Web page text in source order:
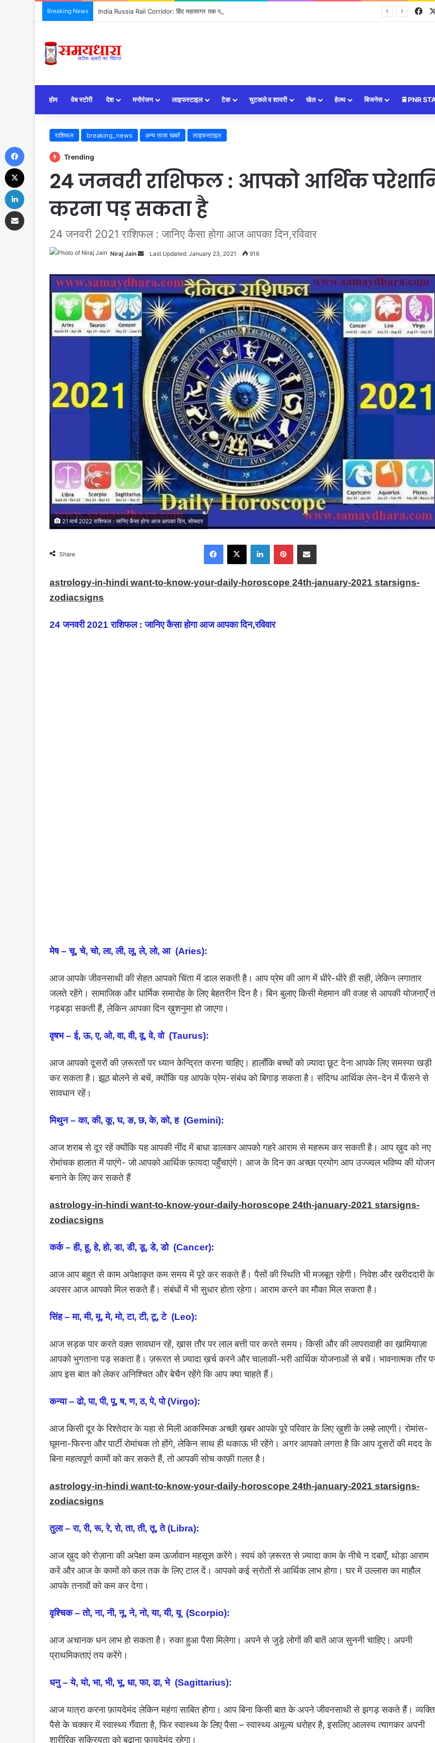
Breaking News India Russia Rail Corridor: हिंद महासागर तक पहुंचेगी रूस की रेल? जानिए पूरा प्लान
होम वेब स्टोरी देश मनोरंजन लाइफस्टाइल टेक चुटकले व शायरी खेल हेल्थ बिजनेस 🚆PNR
राशिफल breaking_news अन्य ताजा खबरें लाइफस्टाइल
Trending
24 जनवरी राशिफल : आपको आर्थिक
करना पड़ सकता है
24 जनवरी 2021 राशिफल : जानिए कैसा होगा आज आपका दिन,रविवार
Niraj Jain
Send
email
Last Updated: January 23, 2021 916
21 मार्च 2022 राशिफल : जानिए कैसा होगा आज आपका दिन, सोमवार
Share
Facebook X LinkedIn Pinterest Share via Email
astrology-in-hindi want-to-know-your-daily-horoscope 24th-january-2021 starsigns-
zodiacsigns
24 जनवरी 2021 राशिफल : जानिए कैसा होगा आज आपका दिन,रविवार
मेष – चू, चे, चो, ला, ली, लू, ले, लो, आ (Aries):
आज आपके जीवनसाथी की सेहत आपको चिंता में डाल सकती है। आप प्रेम की आग में धीरे-धीरे ही सही, लेकिन लगातार
जलते रहेंगे। सामाजिक और धार्मिक समारोह के लिए बेहतरीन दिन है। बिन बुलाए किसी मेहमान की वजह से आपकी योजनाएँ
गड़बड़ा सकती हैं, लेकिन आपका दिन ख़ुशनुमा हो जाएगा।
वृषभ – ई, ऊ, ए, ओ, वा, वी, वू, वे, वो (Taurus):
आज आपको दूसरों की ज़रूरतों पर ध्यान केन्द्रित करना चाहिए। हालाँकि बच्चों को ज़्यादा छूट देना आपके लिए समस्या खड़ी
कर सकता है। झूठ बोलने से बचें, क्योंकि यह आपके प्रेम-संबंध को बिगाड़ सकता है। संदिग्ध आर्थिक लेन-देन में फँसने से
सावधान रहें।
मिथुन – का, की, कू, घ, ङ, छ, के, को, ह (Gemini):
आज शराब से दूर रहें क्योंकि यह आपकी नींद में बाधा डालकर आपको गहरे आराम से महरूम कर सकती है। आप ख़ुद को नए
रोमांचक हालात में पाएंगे- जो आपको आर्थिक फ़ायदा पहुँचाएंगे। आज के दिन का अच्छा प्रयोग आप उज्ज्वल भविष्य की
बनाने के लिए कर सकते हैं
astrology-in-hindi want-to-know-your-daily-horoscope 24th-january-2021 starsigns-
zodiacsigns
कर्क – ही, हू, हे, हो, डा, डी, डू, डे, डो (Cancer):
आज आप बहुत से काम अपेक्षाकृत कम समय में पूरे कर सकते हैं। पैसों की स्थिति भी मजबूत रहेगी। निवेश और खरीददारी के
अवसर आज आपको मिल सकते हैं। संबंधों में भी सुधार होता रहेगा। आराम करने का मौका मिल सकता है।
सिंह – मा, मी, मू, मे, मो, टा, टी, टू, टे (Leo):
आज सड़क पार करते वक़्त सावधान रहें, ख़ास तौर पर लाल बत्ती पार करते समय। किसी और की लापरावाही का ख़ामियाज़ा
आपको भुगताना पड़ सकता है। ज़रूरत से ज़्यादा ख़र्च करने और चालाकी-भरी आर्थिक योजनाओं से बचें। भावनात्मक तौर
आप इस बात को लेकर अनिश्चित और बेचैन रहेंगे कि आप क्या चाहते हैं।
कन्या – ढो, पा, पी, पू, ष, ण, ठ, पे, पो (Virgo):
आज किसी दूर के रिश्तेदार के यहा से मिली आकस्मिक अच्छी ख़बर आपके पूरे परिवार के लिए ख़ुशी के लम्हे लाएगी। रोमांस-
घूमना-फिरना और पार्टी रोमांचक तो होंगे, लेकिन साथ ही थकाऊ भी रहेंगे। अगर आपको लगता है कि आप दूसरों की मदद के
बिना महत्वपूर्ण कामों को कर सकते हैं, तो आपकी सोच काफ़ी ग़लत है।
astrology-in-hindi want-to-know-your-daily-horoscope 24th-january-2021 starsigns-
zodiacsigns
तुला – रा, री, रू, रे, रो, ता, ती, तू, ते (Libra):
आज ख़ुद को रोज़ाना की अपेक्षा कम ऊर्जावान महसूस करेंगे। स्वयं को ज़रूरत से ज़्यादा काम के नीचे न दबाएँ, थोड़ा आराम
करें और आज के कामों को कल तक के लिए टाल दें। आपको कई स्रोतों से आर्थिक लाभ होगा। घर में उल्लास का माहौल
आपके तनावों को कम कर देगा।
वृश्चिक – तो, ना, नी, नू, ने, नो, या, यी, यू (Scorpio):
आज अचानक धन लाभ हो सकता है। रुका हुआ पैसा मिलेगा। अपने से जुड़े लोगों की बातें आज सुननी चाहिए। अपनी
प्राथमिकताएं तय करेंगे।
धनु – ये, यो, भा, भी, भू, धा, फा, ढा, भे (Sagittarius):
आज यात्रा करना फ़ायदेमंद लेकिन महंगा साबित होगा। आप बिना किसी बात के अपने जीवनसाथी से झगड़ सकते हैं। व्यक्ति
पैसे के चक्कर में स्वास्थ्य गँवाता है, फिर स्वास्थ्य के लिए पैसा – स्वास्थ्य अमूल्य धरोहर है, इसलिए आलस्य त्यागकर अपनी
शारीरिक सक्रियता को बढ़ाना फ़ायदेमंद रहेगा।